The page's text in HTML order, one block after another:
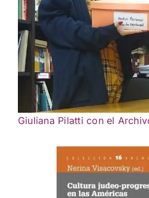
Giuliana Pilatti con el